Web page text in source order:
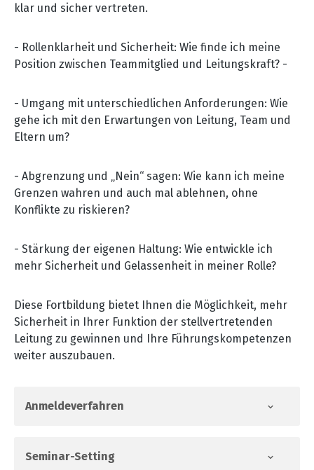
klar und sicher vertreten.
- Rollenklarheit und Sicherheit: Wie finde ich meine
Position zwischen Teammitglied und Leitungskraft? -
- Umgang mit unterschiedlichen Anforderungen: Wie
gehe ich mit den Erwartungen von Leitung, Team und
Eltern um?
- Abgrenzung und „Nein“ sagen: Wie kann ich meine
Grenzen wahren und auch mal ablehnen, ohne
Konflikte zu riskieren?
- Stärkung der eigenen Haltung: Wie entwickle ich
mehr Sicherheit und Gelassenheit in meiner Rolle?
Diese Fortbildung bietet Ihnen die Möglichkeit, mehr
Sicherheit in Ihrer Funktion der stellvertretenden
Leitung zu gewinnen und Ihre Führungskompetenzen
weiter auszubauen.
Anmeldeverfahren
Seminar-Setting